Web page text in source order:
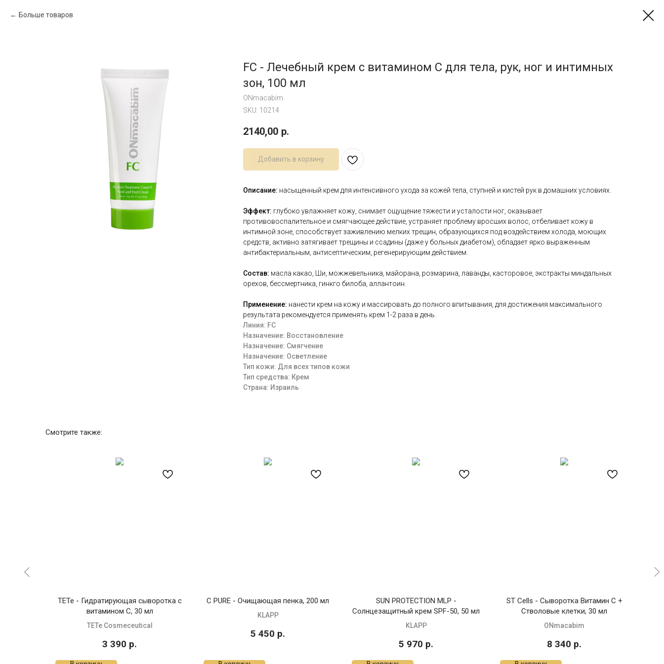
Больше товаров
FC - Лечебный крем с витамином C для тела, рук, ног и интимных
зон, 100 мл
ONmacabim
SKU: 10214
2140,00 р.
Добавить в корзину
Описание: насыщенный крем для интенсивного ухода за кожей тела, ступней и кистей рук в домашних условиях.
Эффект: глубоко увлажняет кожу, снимает ощущение тяжести и усталости ног, оказывает
противовоспалительное и смягчающее действие, устраняет проблему вросших волос, отбеливает кожу в
интимной зоне, способствует заживлению мелких трещин, образующихся под воздействием холода, моющих
средств, активно затягивает трещины и ссадины (даже у больных диабетом), обладает ярко выраженным
антибактериальным, антисептическим, регенерирующим действием.
Состав: масла какао, Ши, можжевельника, майорана, розмарина, лаванды, касторовое, экстракты миндальных
орехов, бессмертника, гинкго билоба, аллантоин.
Применение: нанести крем на кожу и массировать до полного впитывания, для достижения максимального
результата рекомендуется применять крем 1-2 раза в день.
Линия: FC
Назначение: Восстановление
Назначение: Смягчение
Назначение: Осветление
Тип кожи: Для всех типов кожи
Тип средства: Крем
Страна: Израиль
Смотрите также:
TETe - Гидратирующая сыворотка с
витамином С, 30 мл
TETe Cosmeceutical
3 390 р.
C PURE - Очищающая пенка, 200 мл
KLAPP
5 450 р.
SUN PROTECTION MLP -
Солнцезащитный крем SPF-50, 50 мл
KLAPP
5 970 р.
ST Cells - Сыворотка Витамин С +
Стволовые клетки, 30 мл
ONmacabim
8 340 р.